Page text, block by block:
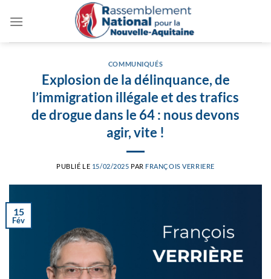
COMMUNIQUÉS
Explosion de la délinquance, de
l’immigration illégale et des trafics
de drogue dans le 64 : nous devons
agir, vite !
PUBLIÉ LE 15/02/2025 PAR FRANÇOIS VERRIERE
15
Fév